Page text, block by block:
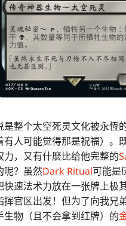
是整个太空死灵文化被永恆
有人可能觉得那是祝福）。
力，又有什麽比给他完整的
呢？虽然Dark Ritual可能是
快速法术力放在一张牌上极
挥官区出发！但为了向我兄
生物（且不会拿到红牌）的